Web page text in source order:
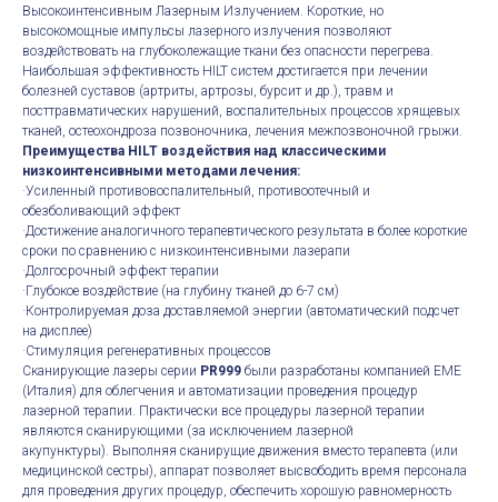
Высокоинтенсивным Лазерным Излучением. Короткие, но
высокомощные импульсы лазерного излучения позволяют
воздействовать на глубоколежащие ткани без опасности перегрева.
Наибольшая эффективность HILT систем достигается при лечении
болезней суставов (артриты, артрозы, бурсит и др.), травм и
посттравматических нарушений, воспалительных процессов хрящевых
тканей, остеохондроза позвоночника, лечения межпозвоночной грыжи.
Преимущества HILT воздействия над классическими
низкоинтенсивными методами лечения:
·Усиленный противовоспалительный, противоотечный и
обезболивающий эффект
·Достижение аналогичного терапевтического результата в более короткие
сроки по сравнению с низкоинтенсивными лазерапи
·Долгосрочный эффект терапии
·Глубокое воздействие (на глубину тканей до 6-7 см)
·Контролируемая доза доставляемой энергии (автоматический подсчет
на дисплее)
·Стимуляция регенеративных процессов
Сканирующие лазеры серии PR999 были разработаны компанией EME
(Италия) для облегчения и автоматизации проведения процедур
лазерной терапии. Практически все процедуры лазерной терапии
являются сканирующими (за исключением лазерной
акупунктуры). Выполняя сканирущие движения вместо терапевта (или
медицинской сестры), аппарат позволяет высвободить время персонала
для проведения других процедур, обеспечить хорошую равномерность